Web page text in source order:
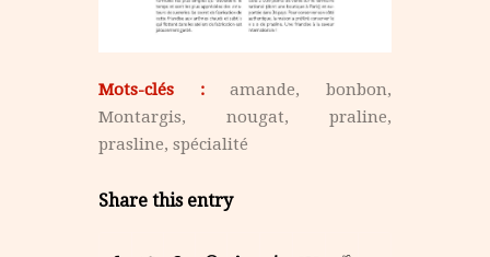
Mots-clés : amande,bonbon,
Montargis, nougat, praline,
prasline, spécialité
Share this entry